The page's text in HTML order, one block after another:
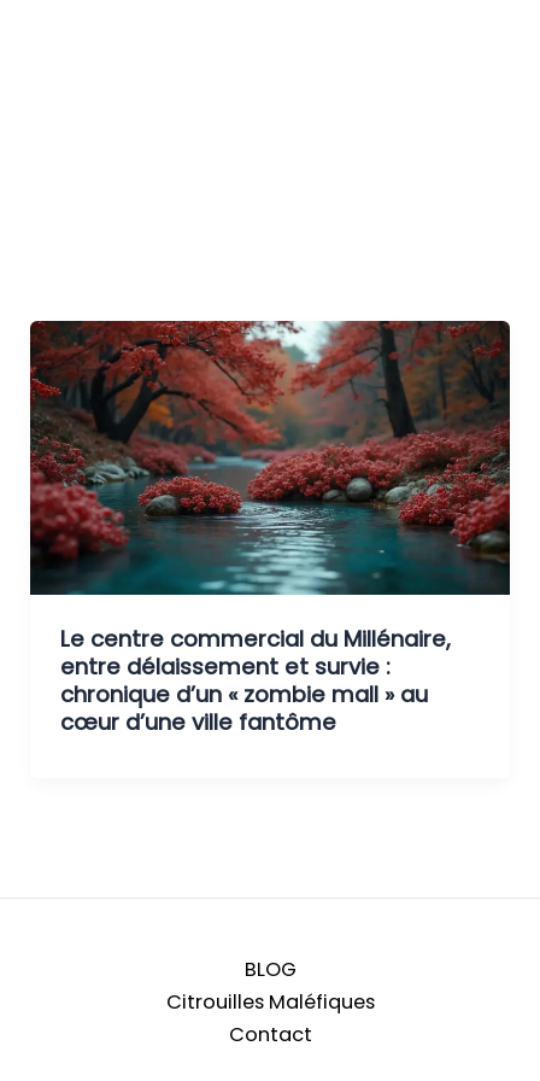
Le centre commercial du Millénaire,
entre délaissement et survie :
chronique d’un « zombie mall » au
cœur d’une ville fantôme
BLOG
Citrouilles Maléfiques
Contact